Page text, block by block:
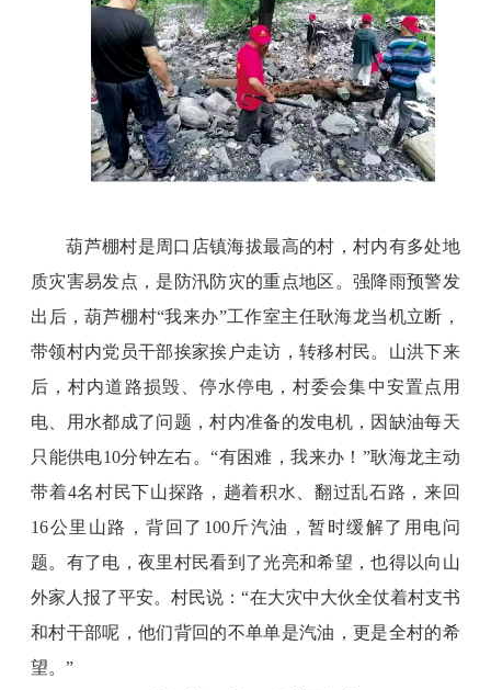
葫芦棚村是周口店镇海拔最高的村，村内有多处地
质灾害易发点，是防汛防灾的重点地区。强降雨预警发
出后，葫芦棚村“我来办”工作室主任耿海龙当机立断，
带领村内党员干部挨家挨户走访，转移村民。山洪下来
后，村内道路损毁、停水停电，村委会集中安置点用
电、用水都成了问题，村内准备的发电机，因缺油每天
只能供电10分钟左右。“有困难，我来办！”耿海龙主动
带着4名村民下山探路，趟着积水、翻过乱石路，来回
16公里山路，背回了100斤汽油，暂时缓解了用电问
题。有了电，夜里村民看到了光亮和希望，也得以向山
外家人报了平安。村民说：“在大灾中大伙全仗着村支书
和村干部呢，他们背回的不单单是汽油，更是全村的希
望。”